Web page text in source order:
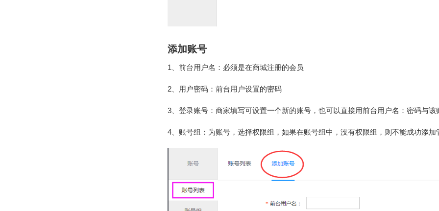
添加账号
1、前台用户名：必须是在商城注册的会员
2、用户密码：前台用户设置的密码
3、登录账号：商家填写可设置一个新的账号，也可以直接用前台用户名：密码与该
4、账号组：为账号，选择权限组，如果在账号组中，没有权限组，则不能成功添加